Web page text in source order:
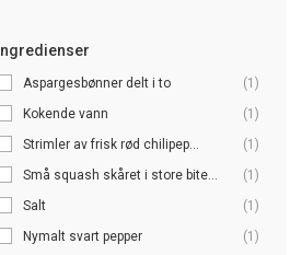
Ingredienser
Aspargesbønner delt i to
(1)
Kokende vann
(1)
Strimler av frisk rød chilipep...
(1)
Små squash skåret i store bite...
(1)
Salt
(1)
Nymalt svart pepper
(1)